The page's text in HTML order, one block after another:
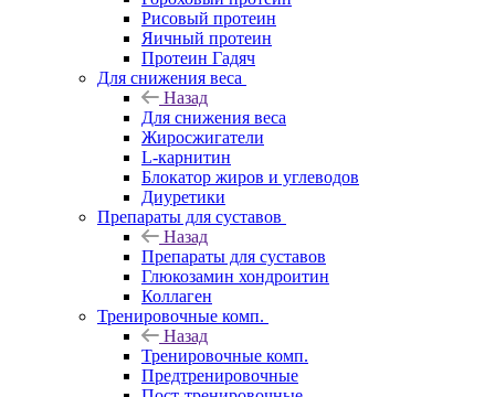
Рисовый протеин
Яичный протеин
Протеин Гадяч
Для снижения веса
Назад
Для снижения веса
Жиросжигатели
L-карнитин
Блокатор жиров и углеводов
Диуретики
Препараты для суставов
Назад
Препараты для суставов
Глюкозамин хондроитин
Коллаген
Тренировочные комп.
Назад
Тренировочные комп.
Предтренировочные